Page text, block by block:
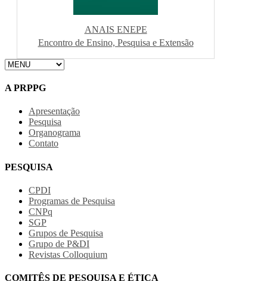
ANAIS ENEPE
Encontro de Ensino, Pesquisa e Extensão
A PRPPG
Apresentação
Pesquisa
Organograma
Contato
PESQUISA
CPDI
Programas de Pesquisa
CNPq
SGP
Grupos de Pesquisa
Grupo de P&DI
Revistas Colloquium
COMITÊS DE PESQUISA E ÉTICA